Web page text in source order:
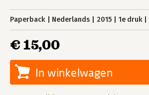
Paperback Nederlands 2015 1e druk
€ 15,00
In winkelwagen